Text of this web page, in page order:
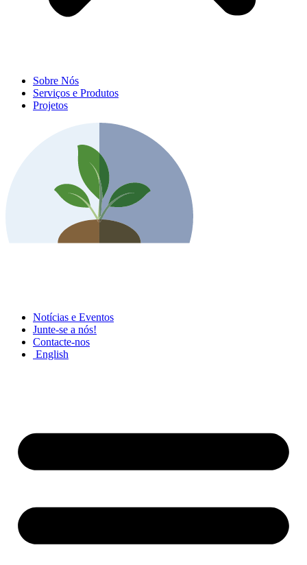
Sobre Nós
Serviços e Produtos
Projetos
Notícias e Eventos
Junte-se a nós!
Contacte-nos
English